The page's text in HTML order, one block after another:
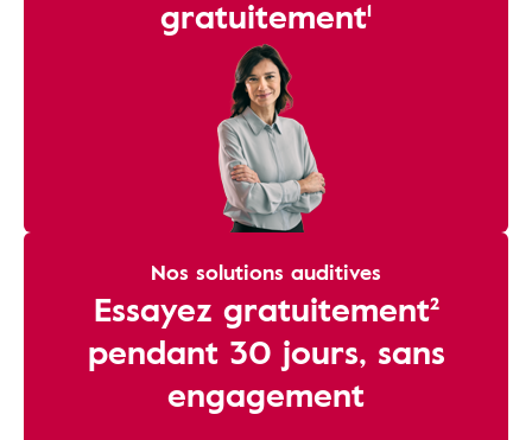
gratuitement¹
Nos solutions auditives
Essayez gratuitement²
pendant 30 jours, sans
engagement